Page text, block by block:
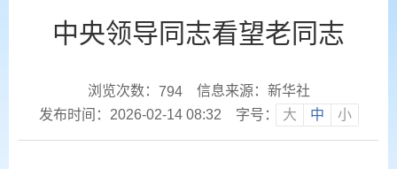
中央领导同志看望老同志
浏览次数： 794
信息来源：新华社
发布时间：2026-02-14 08:32
字号： 大 中 小